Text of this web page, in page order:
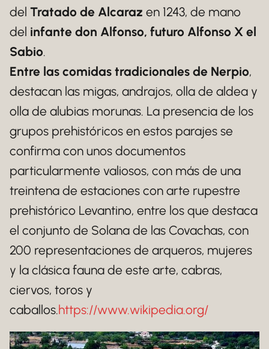
del Tratado de Alcaraz en 1243, de mano
del infante don Alfonso, futuro Alfonso X el
Sabio.
Entre las comidas tradicionales de Nerpio,
destacan las migas, andrajos, olla de aldea y
olla de alubias morunas. La presencia de los
grupos prehistóricos en estos parajes se
confirma con unos documentos
particularmente valiosos, con más de una
treintena de estaciones con arte rupestre
prehistórico Levantino, entre los que destaca
el conjunto de Solana de las Covachas, con
200 representaciones de arqueros, mujeres
y la clásica fauna de este arte, cabras,
ciervos, toros y
caballos.https://www.wikipedia.org/